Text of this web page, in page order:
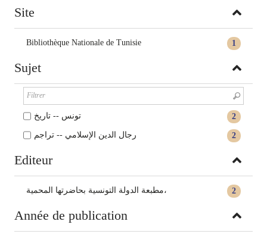
Site
1
Bibliothèque Nationale de Tunisie
Sujet
2 تونس -- تاريخ
2 رجال الدين الإسلامي -- تراجم
Editeur
2 مطبعة الدولة التونسية بحاضرتها المحمية،
Année de publication